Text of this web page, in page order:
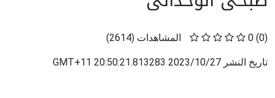
(0)
0 المشاهدات (
2614
)
تاريخ النشر 2023/10/27 20:50:21.813283 GMT+11